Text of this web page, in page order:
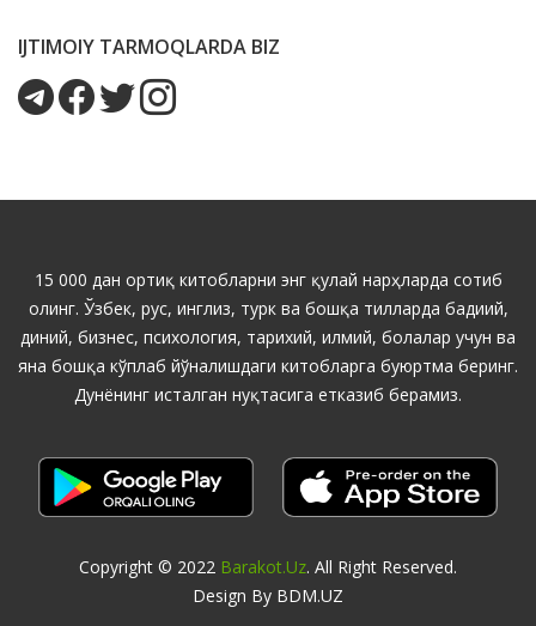
IJTIMOIY TARMOQLARDA BIZ
15 000 дан ортиқ китобларни энг қулай нарҳларда сотиб
олинг. Ўзбек, рус, инглиз, турк ва бошқа тилларда бадиий,
диний, бизнес, психология, тарихий, илмий, болалар учун ва
яна бошқа кўплаб йўналишдаги китобларга буюртма беринг.
Дунёнинг исталган нуқтасига етказиб берамиз.
Copyright © 2022 Barakot.uz. All Right Reserved.
Design By BDM.UZ